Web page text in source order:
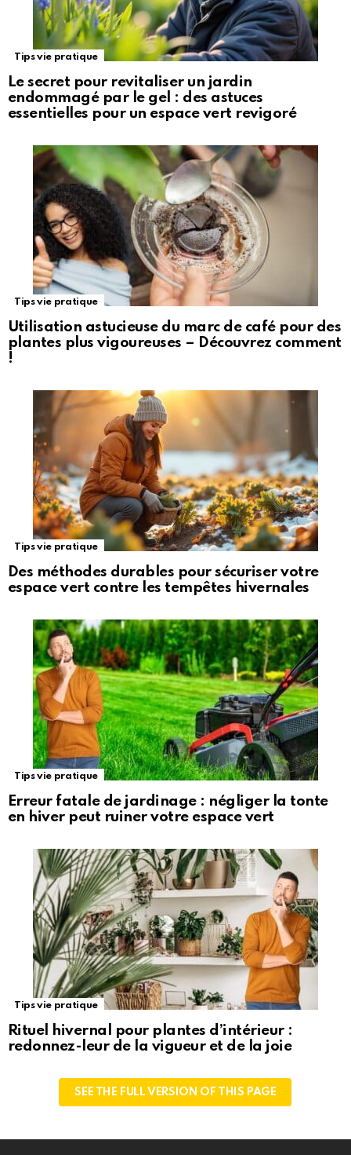
Tips vie pratique
Le secret pour revitaliser un jardin
endommagé par le gel : des astuces
essentielles pour un espace vert revigoré
Tips vie pratique
Utilisation astucieuse du marc de café pour des
plantes plus vigoureuses – Découvrez comment
!
Tips vie pratique
Des méthodes durables pour sécuriser votre
espace vert contre les tempêtes hivernales
Tips vie pratique
Erreur fatale de jardinage : négliger la tonte
en hiver peut ruiner votre espace vert
Tips vie pratique
Rituel hivernal pour plantes d’intérieur :
redonnez-leur de la vigueur et de la joie
SEE THE FULL VERSION OF THIS PAGE